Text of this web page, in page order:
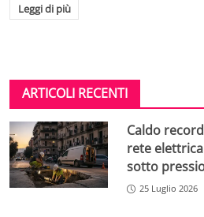
Leggi di più
ARTICOLI RECENTI
Caldo
rete
sotto
25 Luglio 2026